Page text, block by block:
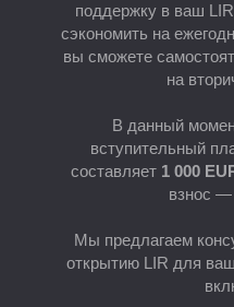
поддержку в ваш
сэкономить на
вы сможете
на
В данный
вступительный
составляет 1 000
взнос —
Мы предлагаем
открытию LIR для